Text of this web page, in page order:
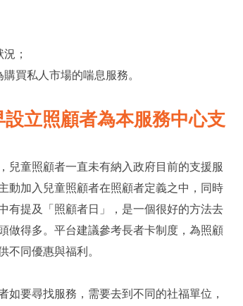
；
買私人市場的喘息服務。
設立照顧者為本服務中心支
兒童照顧者一直未有納入政府目前的支援服
動加入兒童照顧者在照顧者定義之中，同時
有提及「照顧者日」，是一個很好的方法去
做得多。平台建議參考長者卡制度，為照顧
不同優惠與福利。
要尋找服務，需要去到不同的社福單位，